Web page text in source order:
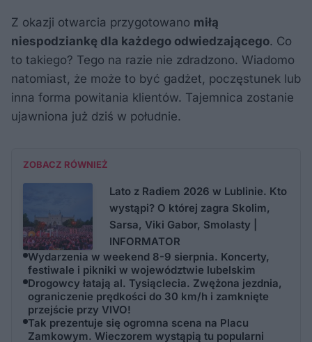
Z okazji otwarcia przygotowano miłą
niespodziankę dla każdego odwiedzającego. Co
to takiego? Tego na razie nie zdradzono. Wiadomo
natomiast, że może to być gadżet, poczęstunek lub
inna forma powitania klientów. Tajemnica zostanie
ujawniona już dziś w południe.
ZOBACZ RÓWNIEŻ
Lato z Radiem 2026 w Lublinie. Kto
wystąpi? O której zagra Skolim,
Sarsa, Viki Gabor, Smolasty |
INFORMATOR
Wydarzenia w weekend 8-9 sierpnia. Koncerty,
festiwale i pikniki w województwie lubelskim
Drogowcy łatają al. Tysiąclecia. Zwężona jezdnia,
ograniczenie prędkości do 30 km/h i zamknięte
przejście przy VIVO!
Tak prezentuje się ogromna scena na Placu
Zamkowym. Wieczorem wystąpią tu popularni